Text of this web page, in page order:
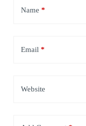
Name *
Email*
Website